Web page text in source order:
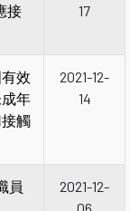
接
17
效
年
觸
2021-12-
14
員
2021-12-